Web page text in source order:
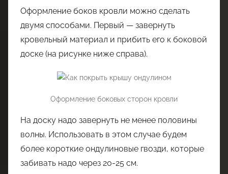
Оформление боков кровли можно сделать
двумя способами. Первый — завернуть
кровельный материал и прибить его к боковой
доске (на рисунке ниже справа).
Оформление боковых сторон кровли
На доску надо завернуть не менее половины
волны. Использовать в этом случае будем
более короткие ондулиновые гвозди, которые
забивать надо через 20-25 см.